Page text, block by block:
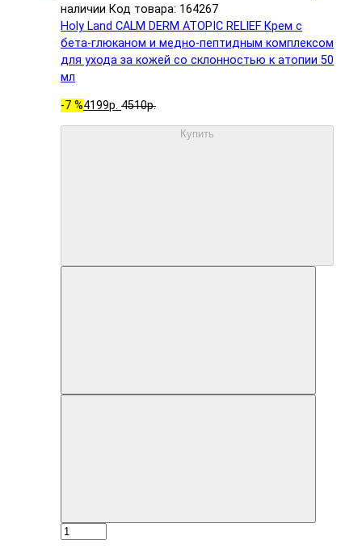
наличии Код товара: 164267
Holy Land CALM DERM ATOPIC RELIEF Крем с
бета-глюканом и медно-пептидным комплексом
для ухода за кожей со склонностью к атопии 50
мл
-7 %4199р. 4510р.
Купить